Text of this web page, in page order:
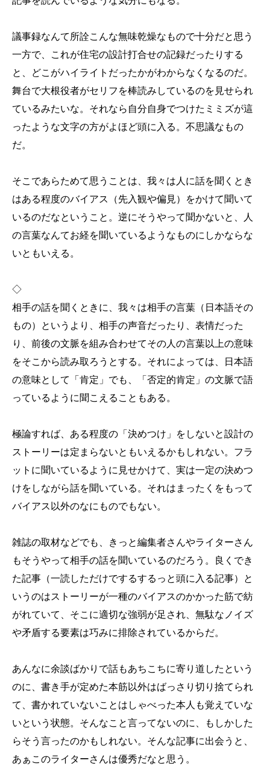
議事録なんて所詮こんな無味乾燥なもので十分だと思う
一方で、これが住宅の設計打合せの記録だったりする
と、どこがハイライトだったかがわからなくなるのだ。
舞台で大根役者がセリフを棒読みしているのを見せられ
ているみたいな。それなら自分自身でつけたミミズが這
ったような文字の方がよほど頭に入る。不思議なもの
だ。
そこであらためて思うことは、我々は人に話を聞くとき
はある程度のバイアス（先入観や偏見）をかけて聞いて
いるのだなということ。逆にそうやって聞かないと、人
の言葉なんてお経を聞いているようなものにしかならな
いともいえる。
◇
相手の話を聞くときに、我々は相手の言葉（日本語その
もの）というより、相手の声音だったり、表情だった
り、前後の文脈を組み合わせてその人の言葉以上の意味
をそこから読み取ろうとする。それによっては、日本語
の意味として「肯定」でも、「否定的肯定」の文脈で語
っているように聞こえることもある。
極論すれば、ある程度の「決めつけ」をしないと設計の
ストーリーは定まらないともいえるかもしれない。フラ
ットに聞いているように見せかけて、実は一定の決めつ
けをしながら話を聞いている。それはまったくをもって
バイアス以外のなにものでもない。
雑誌の取材などでも、きっと編集者さんやライターさん
もそうやって相手の話を聞いているのだろう。良くでき
た記事（一読しただけでするするっと頭に入る記事）と
いうのはストーリーが一種のバイアスのかかった筋で紡
がれていて、そこに適切な強弱が足され、無駄なノイズ
や矛盾する要素は巧みに排除されているからだ。
あんなに余談ばかりで話もあちこちに寄り道したという
のに、書き手が定めた本筋以外はばっさり切り捨てられ
て、書かれていないことはしゃべった本人も覚えていな
いという状態。そんなこと言ってないのに、もしかした
らそう言ったのかもしれない。そんな記事に出会うと、
あぁこのライターさんは優秀だなと思う。